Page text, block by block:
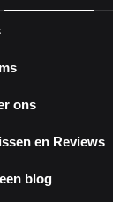
ons
en Reviews
blog